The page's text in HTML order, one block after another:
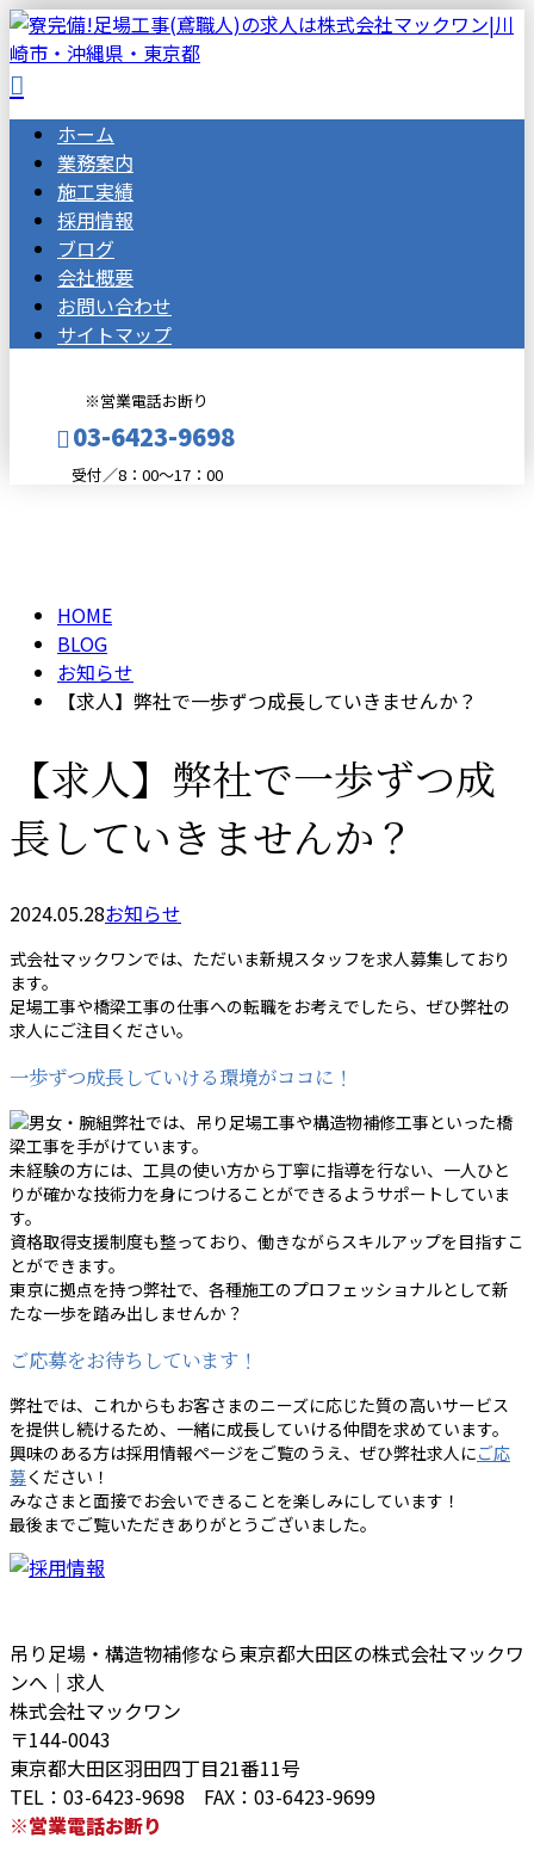
ホーム
業務案内
施工実績
採用情報
ブログ
会社概要
お問い合わせ
サイトマップ
※営業電話お断り
03-6423-9698
受付／8：00～17：00
HOME
BLOG
お知らせ
【求人】弊社で一歩ずつ成長していきませんか？
【求人】弊社で一歩ずつ成
長していきませんか？
2024.05.28お知らせ
式会社マックワンでは、ただいま新規スタッフを求人募集しており
ます。
足場工事や橋梁工事の仕事への転職をお考えでしたら、ぜひ弊社の
求人にご注目ください。
一歩ずつ成長していける環境がココに！
弊社では、吊り足場工事や構造物補修工事といった橋
梁工事を手がけています。
未経験の方には、工具の使い方から丁寧に指導を行ない、一人ひと
りが確かな技術力を身につけることができるようサポートしていま
す。
資格取得支援制度も整っており、働きながらスキルアップを目指すこ
とができます。
東京に拠点を持つ弊社で、各種施工のプロフェッショナルとして新
たな一歩を踏み出しませんか？
ご応募をお待ちしています！
弊社では、これからもお客さまのニーズに応じた質の高いサービス
を提供し続けるため、一緒に成長していける仲間を求めています。
興味のある方は採用情報ページをご覧のうえ、ぜひ弊社求人にご応
募ください！
みなさまと面接でお会いできることを楽しみにしています！
最後までご覧いただきありがとうございました。
吊り足場・構造物補修なら東京都大田区の株式会社マックワ
ンへ｜求人
株式会社マックワン
〒144-0043
東京都大田区羽田四丁目21番11号
TEL：03-6423-9698 FAX：03-6423-9699
※営業電話お断り